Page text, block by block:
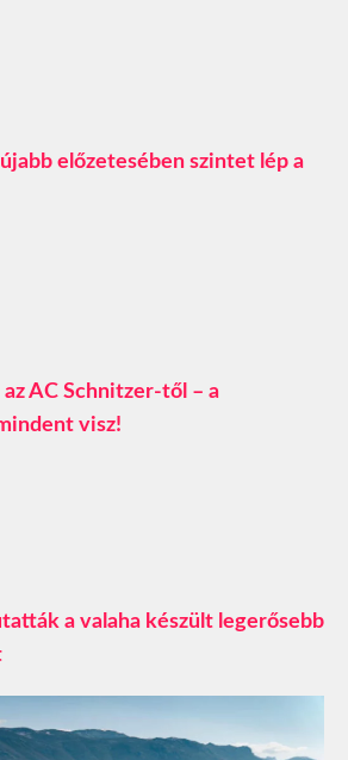
előzetesében szintet lép a
AC Schnitzer-től – a
visz!
a valaha készült legerősebb